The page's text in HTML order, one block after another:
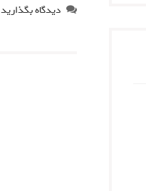
دیدگاه بگذارید